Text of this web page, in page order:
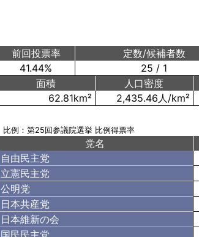
前回投票率
定数/候補者数
41.44%
25 / 1
面積
人口密度
62.81km² 2,435.46人/km²
比例：第25回参議院選挙 比例得票率
党名
自由民主党
立憲民主党
公明党
日本共産党
日本維新の会
国民民主党